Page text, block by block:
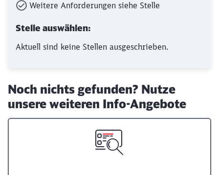
Weitere Anforderungen siehe Stelle
Stelle auswählen:
Aktuell sind keine Stellen ausgeschrieben.
Noch nichts gefunden? Nutze
unsere weiteren Info-Angebote